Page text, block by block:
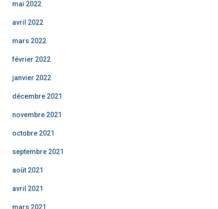
mai 2022
avril 2022
mars 2022
février 2022
janvier 2022
décembre 2021
novembre 2021
octobre 2021
septembre 2021
août 2021
avril 2021
mars 2021